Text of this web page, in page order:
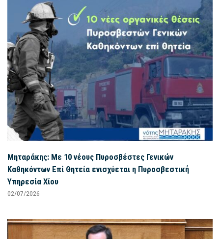
Μηταράκης: Με 10 νέους Πυροσβέστες Γενικών
Καθηκόντων Επί Θητεία ενισχύεται η Πυροσβεστική
Υπηρεσία Χίου
02/07/2026